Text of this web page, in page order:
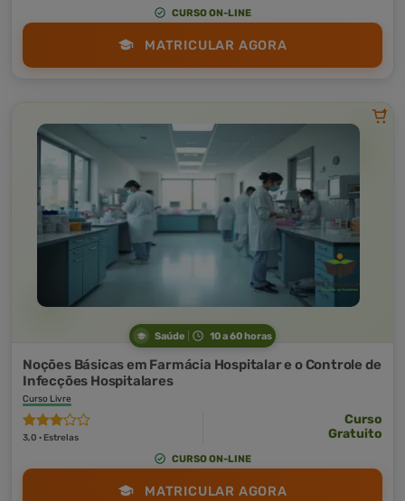
CURSO ON-LINE
MATRICULAR AGORA
Saúde 10 a 60 horas
Noções Básicas em Farmácia Hospitalar e o Controle de
Infecções Hospitalares
Curso Livre
3,0 · Estrelas
Curso
Gratuito
CURSO ON-LINE
MATRICULAR AGORA